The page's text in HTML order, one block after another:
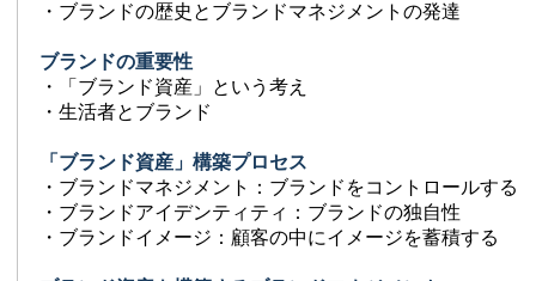
・ブランドの歴史とブランドマネジメントの発達
ブランドの重要性
・「ブランド資産」という考え
・生活者とブランド
「ブランド資産」構築プロセス
・ブランドマネジメント：ブランドをコントロールする
・ブランドアイデンティティ：ブランドの独自性
・ブランドイメージ：顧客の中にイメージを蓄積する